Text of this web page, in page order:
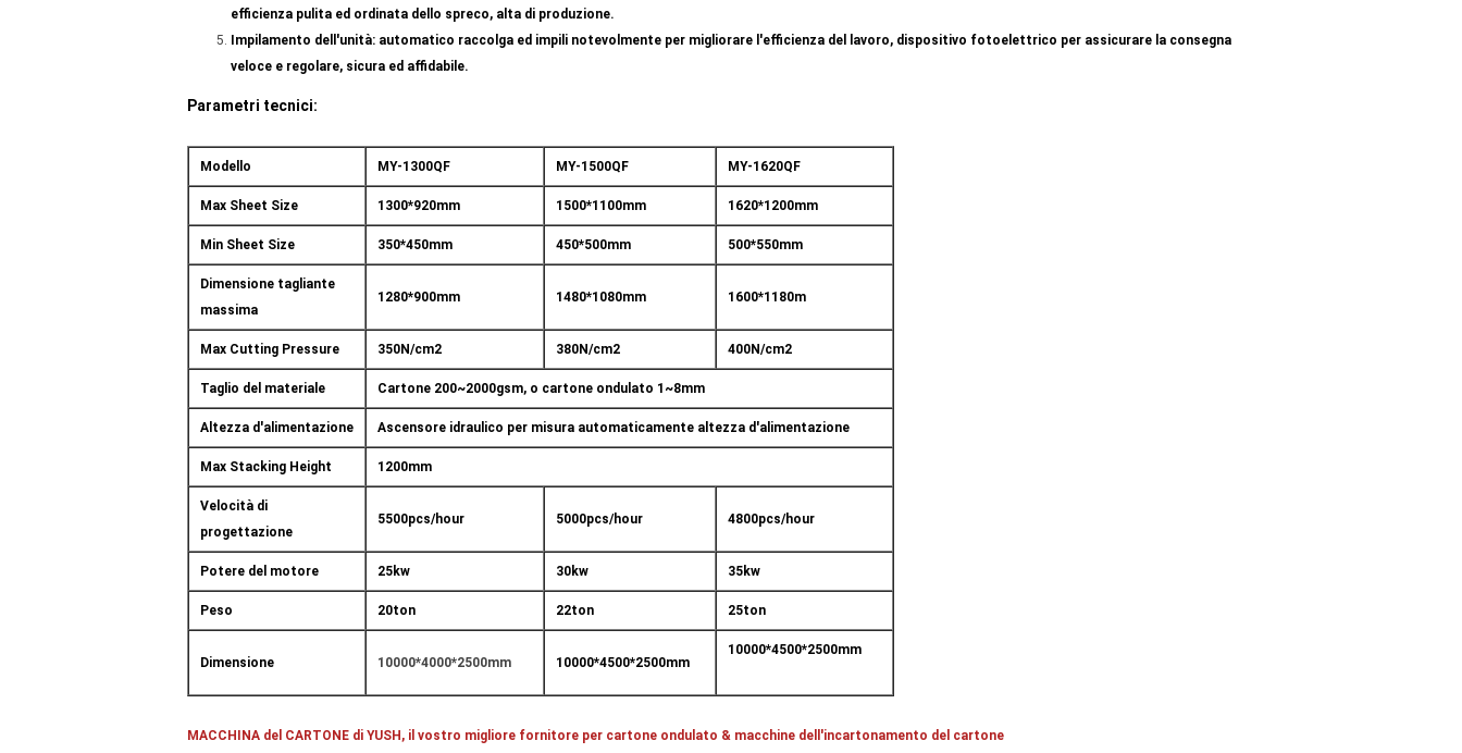
efficienza pulita ed ordinata dello spreco, alta di produzione.
Impilamento dell'unità: automatico raccolga ed impili notevolmente per migliorare l'efficienza del lavoro, dispositivo fotoelettrico per assicurare la consegna
veloce e regolare, sicura ed affidabile.
Parametri tecnici:
Modello MY-1300QF MY-1500QF MY-1620QF
Max Sheet Size 1300*920mm 1500*1100mm 1620*1200mm
Min Sheet Size 350*450mm 450*500mm 500*550mm
Dimensione tagliante
massima
1280*900mm 1480*1080mm 1600*1180m
Max Cutting Pressure 350N/cm2 380N/cm2 400N/cm2
Taglio del materiale Cartone 200~2000gsm, o cartone ondulato 1~8mm
Altezza d'alimentazione Ascensore idraulico per misura automaticamente altezza d'alimentazione
Max Stacking Height 1200mm
Velocità di
progettazione
5500pcs/hour 5000pcs/hour 4800pcs/hour
Potere del motore 25kw 30kw 35kw
Peso 20ton 22ton 25ton
Dimensione 10000*4000*2500mm 10000*4500*2500mm
10000*4500*2500mm
MACCHINA del CARTONE di YUSH, il vostro migliore fornitore per cartone ondulato & macchine dell'incartonamento del cartone